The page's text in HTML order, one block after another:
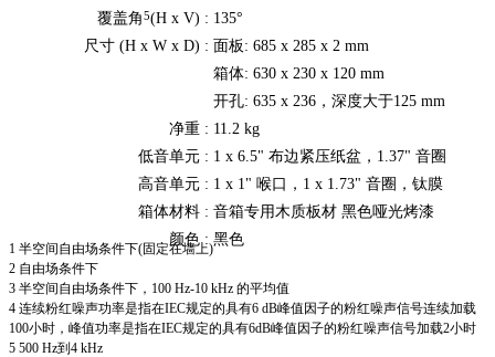
覆盖角5(H x V) : 135°
尺寸 (H x W x D) : 面板: 685 x 285 x 2 mm
箱体: 630 x 230 x 120 mm
开孔: 635 x 236，深度大于125 mm
净重 : 11.2 kg
低音单元 : 1 x 6.5" 布边紧压纸盆，1.37" 音圈
高音单元 : 1 x 1" 喉口，1 x 1.73" 音圈，钛膜
箱体材料 : 音箱专用木质板材 黑色哑光烤漆
颜色 : 黑色
1 半空间自由场条件下(固定在墙上)
2 自由场条件下
3 半空间自由场条件下，100 Hz-10 kHz 的平均值
4 连续粉红噪声功率是指在IEC规定的具有6 dB峰值因子的粉红噪声信号连续加载
100小时，峰值功率是指在IEC规定的具有6dB峰值因子的粉红噪声信号加载2小时
5 500 Hz到4 kHz